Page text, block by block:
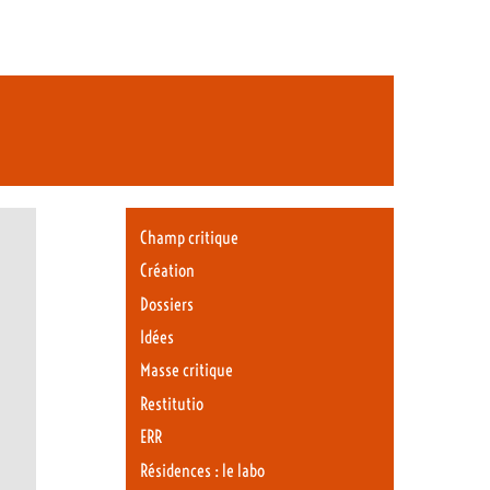
Champ critique
Création
Dossiers
Idées
Masse critique
Restitutio
ERR
Résidences : le labo